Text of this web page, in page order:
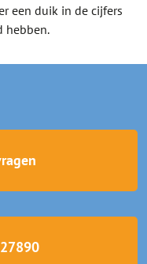
een duik in de cijfers
hebben.